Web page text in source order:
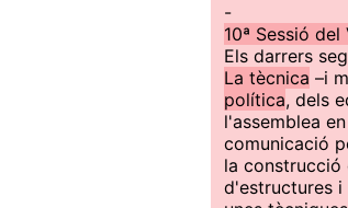
-
10ª Sessió
Els darrers
La tècnica –i
política, dels
l'assemblea
comunicació
la construcció
d'estructures i